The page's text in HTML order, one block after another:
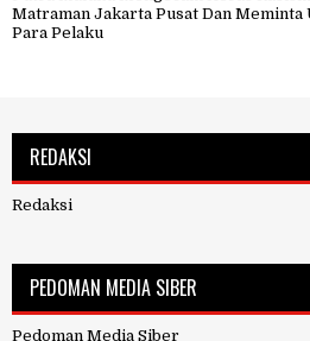
Matraman Jakarta Pusat Dan Meminta
Para Pelaku
REDAKSI
Redaksi
PEDOMAN MEDIA SIBER
Pedoman Media Siber